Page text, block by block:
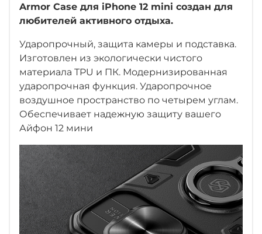
Armor Case для iPhone 12 mini создан для
любителей активного отдыха.
Ударопрочный, защита камеры и подставка.
Изготовлен из экологически чистого
материала TPU и ПК. Модернизированная
ударопрочная функция. Ударопрочное
воздушное пространство по четырем углам.
Обеспечивает надежную защиту вашего
Айфон 12 мини